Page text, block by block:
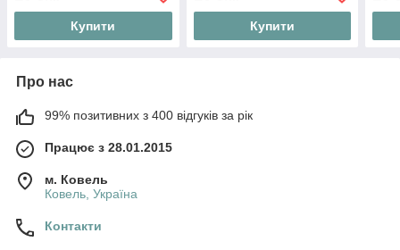
Купити Купити
Про нас
99% позитивних з 400 відгуків за рік
Працює з 28.01.2015
м. Ковель
Ковель, Україна
Контакти